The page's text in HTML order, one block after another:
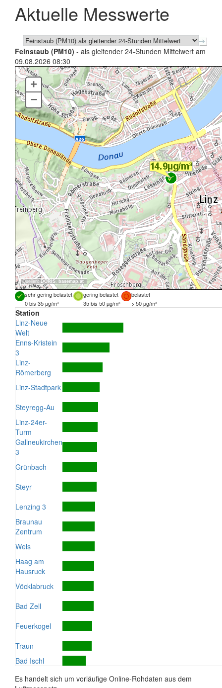
schließen
Aktuelle Messwerte
Feinstaub (PM10) - als gleitender 24-Stunden Mittelwert am
09.08.2026 08:30
Quellen:DORIS, basemap.at
+
–
sehr gering belastet gering belastet
belastet
0 bis 35 µg/m³
35 bis 50 µg/m³ > 50 µg/m³
Station
Linz-Neue
Welt
Enns-Kristein
3
Linz-
Römerberg
Linz-Stadtpark
Steyregg-Au
Linz-24er-
Turm
Gallneukirchen
3
Grünbach
Steyr
Lenzing 3
Braunau
Zentrum
Wels
Haag am
Hausruck
Vöcklabruck
Bad Zell
Feuerkogel
Traun
Bad Ischl
Es handelt sich um vorläufige Online-Rohdaten aus dem